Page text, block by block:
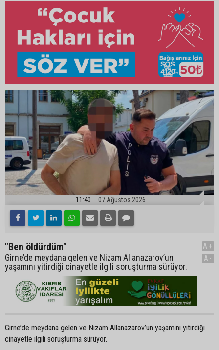
11:40 07 Ağustos 2026
"Ben öldürdüm"
Girne’de meydana gelen ve Nizam Allanazarov’un
yaşamını yitirdiği cinayetle ilgili soruşturma sürüyor.
A+
A-
Girne’de meydana gelen ve Nizam Allanazarov’un yaşamını yitirdiği
cinayetle ilgili soruşturma sürüyor.